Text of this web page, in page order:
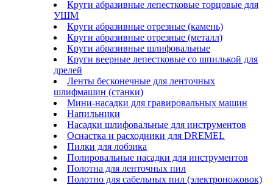
Круги абразивные лепестковые торцовые для
УШМ
Круги абразивные отрезные (камень)
Круги абразивные отрезные (металл)
Круги абразивные шлифовальные
Круги веерные лепестковые со шпилькой для
дрелей
Ленты бесконечные для ленточных
шлифмашин (станки)
Мини-насадки для гравировальных машин
Напильники
Насадки шлифовальные для инструментов
Оснастка и расходники для DREMEL
Пилки для лобзика
Полировальные насадки для инструментов
Полотна для ленточных пил
Полотно для сабельных пил (электроножовок)